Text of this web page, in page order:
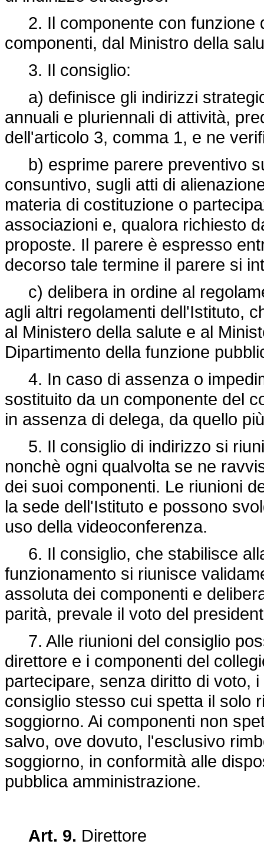
2. Il componente con funzione
componenti, dal Ministro della
3. Il consiglio:
a) definisce gli indirizzi
annuali e pluriennali di attività,
dell'articolo 3, comma 1, e ne
b) esprime parere preventivo
consuntivo, sugli atti di
materia di costituzione o
associazioni e, qualora richiesto
proposte. Il parere è espresso
decorso tale termine il parere si
c) delibera in ordine al
agli altri regolamenti dell'Istituto,
al Ministero della salute e al
Dipartimento della funzione
4. In caso di assenza o
sostituito da un componente del
in assenza di delega, da quello
5. Il consiglio di indirizzo si
nonchè ogni qualvolta se ne
dei suoi componenti. Le riunioni
la sede dell'Istituto e possono
uso della videoconferenza.
6. Il consiglio, che stabilisce
funzionamento si riunisce
assoluta dei componenti e
parità, prevale il voto del
7. Alle riunioni del consiglio
direttore e i componenti del
partecipare, senza diritto di voto,
consiglio stesso cui spetta il solo
soggiorno. Ai componenti non
salvo, ove dovuto, l'esclusivo
soggiorno, in conformità alle
pubblica amministrazione.
Art. 9. Direttore